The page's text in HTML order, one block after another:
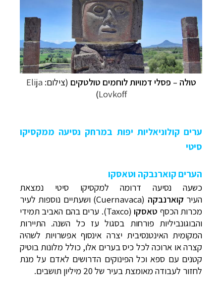
טולה – פסלי דמויות לוחמים טולטקים (צילום: Elija
Lovkoff
)
ערים קולוניאליות יפות במרחק נסיעה ממקסיקו
סיטי
הערים קוארנבקה וטאסקו
כשעה נסיעה דרומה למקסיקו סיטי נמצאת
העיר קוארנבקה (Cuernavaca
) ושעתיים נוספות לעיר
מכרות הכסף טאסקו(
Taxco). ערים בהם האביב תמידי
והבוגונביליות פורחות בסגול עז כל השנה. התיירות
המקומית האינטנסיבית יצרה אינסוף אפשרויות לשהיה
קצרה או ארוכה לכל כיס בערים אלו, כולל מלונות בוטיק
קטנים עם ספא וכל הפינוקים הדרושים לאדם על מנת
לחזור לעבודה מאומצת בעיר של 20 מיליון תושבים.
מסלולים מוכנים ב-11 יעדים –לחצו לבחירת המסלול
המתאים לכם »